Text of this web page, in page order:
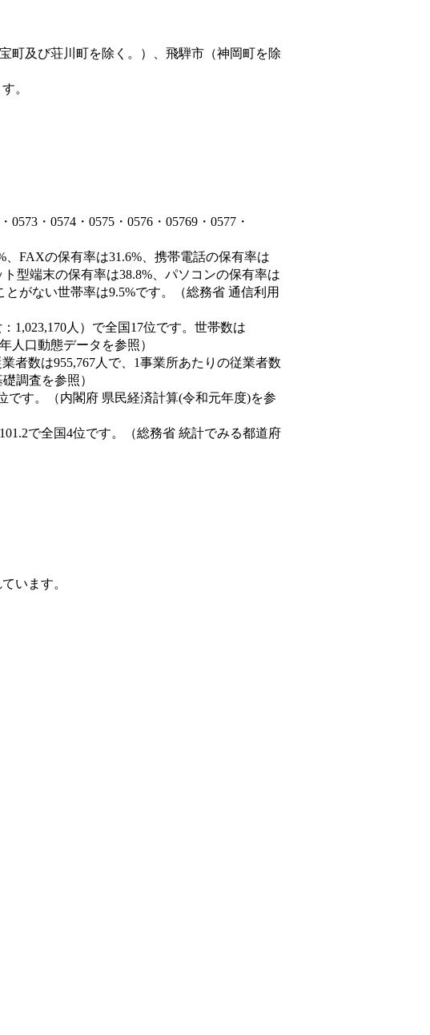
町及び荘川町を除く。）、飛騨市（神岡町を除
。
・0574・0575・0576・05769・0577・
FAXの保有率は31.6%、携帯電話の保有率は
型端末の保有率は38.8%、パソコンの保有率は
がない世帯率は9.5%です。（総務省 通信利用
1,023,170人）で全国17位です。世帯数は
人口動態データを参照）
者数は955,767人で、1事業所あたりの従業者数
調査を参照）
です。（内閣府 県民経済計算(令和元年度)を参
で全国4位です。（総務省 統計でみる都道府
います。